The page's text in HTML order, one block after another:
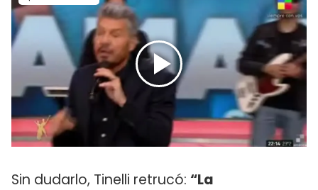
Sin dudarlo, Tinelli retrucó: “La